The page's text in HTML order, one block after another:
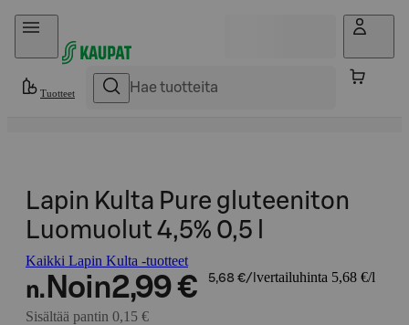
Hyppää sisältöön
Tuotteet
Lapin Kulta Pure gluteeniton
Luomuolut 4,5% 0,5 l
Kaikki Lapin Kulta -tuotteet
n. Noin2,99 € 5,68 €/l vertailuhinta 5,68 €/l
Sisältää pantin 0,15 €